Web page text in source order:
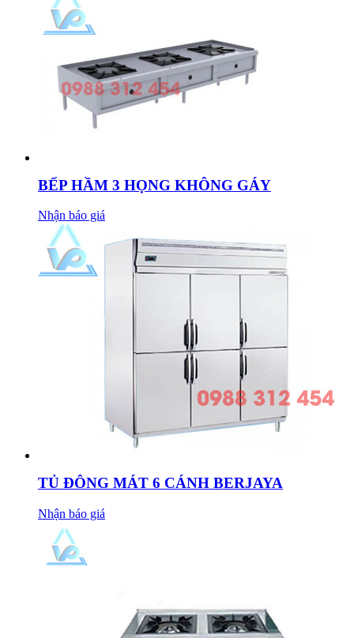
BẾP HẦM 3 HỌNG KHÔNG GÁY
Nhận báo giá
TỦ ĐÔNG MÁT 6 CÁNH BERJAYA
Nhận báo giá